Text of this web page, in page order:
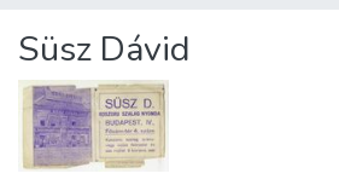
Statistics
About us
Süsz Dávid